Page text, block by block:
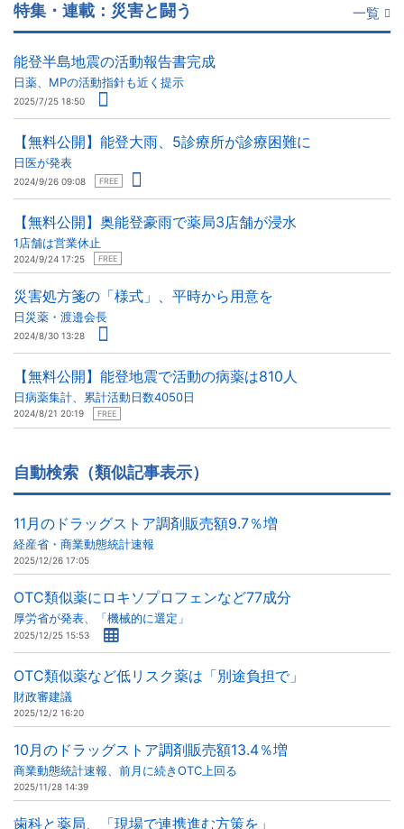
特集・連載：災害と闘う 一覧
能登半島地震の活動報告書完成
日薬、MPの活動指針も近く提示
2025/7/25 18:50
【無料公開】能登大雨、5診療所が診療困難に
日医が発表
2024/9/26 09:08 FREE
【無料公開】奥能登豪雨で薬局3店舗が浸水
1店舗は営業休止
2024/9/24 17:25 FREE
災害処方箋の「様式」、平時から用意を
日災薬・渡邉会長
2024/8/30 13:28
【無料公開】能登地震で活動の病薬は810人
日病薬集計、累計活動日数4050日
2024/8/21 20:19 FREE
自動検索（類似記事表示）
11月のドラッグストア調剤販売額9.7％増
経産省・商業動態統計速報
2025/12/26 17:05
OTC類似薬にロキソプロフェンなど77成分
厚労省が発表、「機械的に選定」
2025/12/25 15:53
OTC類似薬など低リスク薬は「別途負担で」
財政審建議
2025/12/2 16:20
10月のドラッグストア調剤販売額13.4％増
商業動態統計速報、前月に続きOTC上回る
2025/11/28 14:39
歯科と薬局、「現場で連携進む方策を」